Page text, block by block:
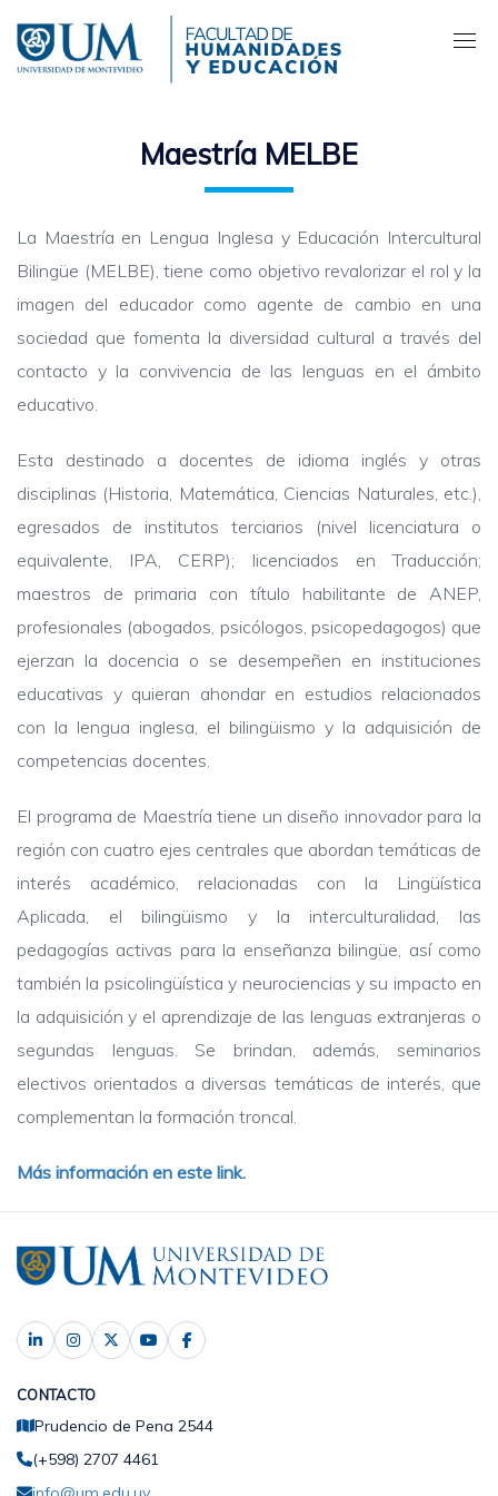
contenido
principal
Maestría MELBE
La Maestría en Lengua Inglesa y Educación Intercultural
Bilingüe (MELBE), tiene como objetivo revalorizar el rol y la
imagen del educador como agente de cambio en una
sociedad que fomenta la diversidad cultural a través del
contacto y la convivencia de las lenguas en el ámbito
educativo.
Esta destinado a docentes de idioma inglés y otras
disciplinas (Historia, Matemática, Ciencias Naturales, etc.),
egresados de institutos terciarios (nivel licenciatura o
equivalente, IPA, CERP); licenciados en Traducción;
maestros de primaria con título habilitante de ANEP,
profesionales (abogados, psicólogos, psicopedagogos) que
ejerzan la docencia o se desempeñen en instituciones
educativas y quieran ahondar en estudios relacionados
con la lengua inglesa, el bilingüismo y la adquisición de
competencias docentes.
El programa de Maestría tiene un diseño innovador para la
región con cuatro ejes centrales que abordan temáticas de
interés académico, relacionadas con la Lingüística
Aplicada, el bilingüismo y la interculturalidad, las
pedagogías activas para la enseñanza bilingüe, así como
también la psicolingüística y neurociencias y su impacto en
la adquisición y el aprendizaje de las lenguas extranjeras o
segundas lenguas. Se brindan, además, seminarios
electivos orientados a diversas temáticas de interés, que
complementan la formación troncal.
Más información en este link.
CONTACTO
Prudencio de Pena 2544
(+598) 2707 4461